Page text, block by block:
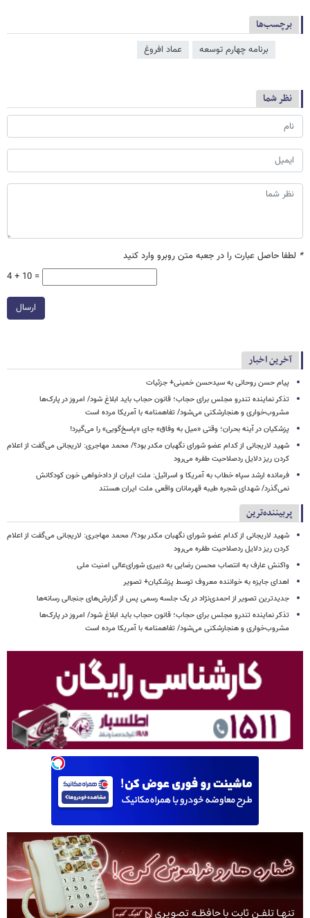
برچسب‌ها
برنامه چهارم توسعه عماد افروغ
نظر شما
* لطفا حاصل عبارت را در جعبه متن روبرو وارد کنید
4 + 10 =
ارسال
آخرین اخبار
پیام حسن روحانی به سیدحسن خمینی+ جزئیات
تذکر نماینده تندرو مجلس برای حجاب؛ قانون حجاب باید ابلاغ شود/ امروز در پارک‌ها
مشروب‌خواری و هنجارشکنی می‌شود/ تفاهمنامه با آمریکا مرده است
پزشکیان در آینه بحران؛ وقتی «میل به وفاق» جای «پاسخ‌گویی» را می‌گیرد!
شهید لاریجانی از کدام عضو شورای نگهبان مکدر بود؟/ محمد مهاجری: لاریجانی می‌گفت از اعلام
کردن ریز دلایل ردصلاحیت طفره می‌رود
فرمانده ارشد سپاه خطاب به آمریکا و اسرائیل: ملت ایران از دادخواهی خون کودکانش
نمی‌گذرد/ شهدای شجره طیبه قهرمانان واقعی ملت ایران هستند
پربیننده‌ترین
شهید لاریجانی از کدام عضو شورای نگهبان مکدر بود؟/ محمد مهاجری: لاریجانی می‌گفت از اعلام
کردن ریز دلایل ردصلاحیت طفره می‌رود
واکنش عارف به انتصاب محسن رضایی به دبیری شورای‌عالی امنیت ملی
اهدای جایزه به خواننده معروف توسط پزشکیان+ تصویر
جدیدترین تصویر از احمدی‌نژاد در یک جلسه رسمی پس از گزارش‌های جنجالی رسانه‌ها
تذکر نماینده تندرو مجلس برای حجاب؛ قانون حجاب باید ابلاغ شود/ امروز در پارک‌ها
مشروب‌خواری و هنجارشکنی می‌شود/ تفاهمنامه با آمریکا مرده است